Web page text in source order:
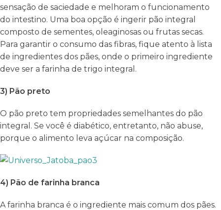
sensação de saciedade e melhoram o funcionamento
do intestino. Uma boa opção é ingerir pão integral
composto de sementes, oleaginosas ou frutas secas.
Para garantir o consumo das fibras, fique atento à lista
de ingredientes dos pães, onde o primeiro ingrediente
deve ser a farinha de trigo integral.
3) Pão preto
O pão preto tem propriedades semelhantes do pão
integral. Se você é diabético, entretanto, não abuse,
porque o alimento leva açúcar na composição.
4) Pão de farinha branca
A farinha branca é o ingrediente mais comum dos pães.